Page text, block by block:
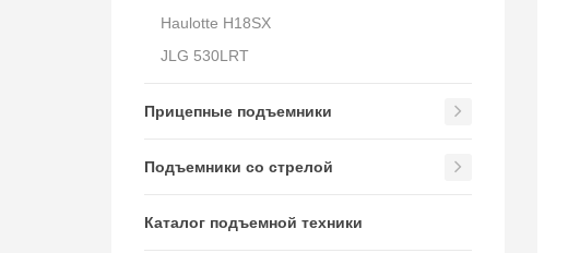
Haulotte H18SX
JLG 530LRT
Прицепные подъемники
Подъемники со стрелой
Каталог подъемной техники